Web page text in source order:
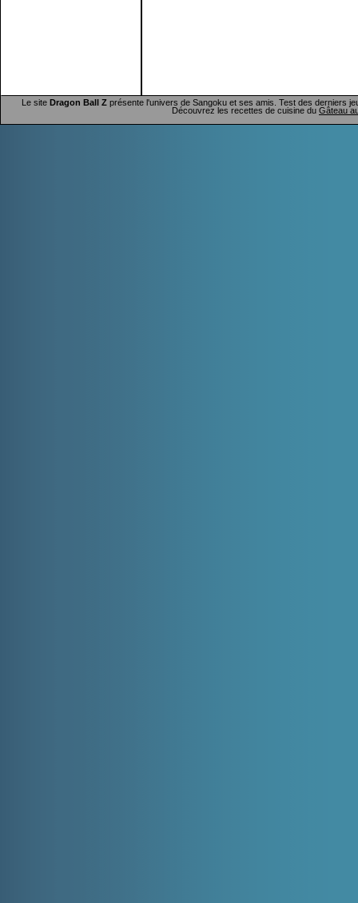
Le site Dragon Ball Zprésente l'univers de Sangoku et ses amis. Test des derniers
Découvrez les recettes de cuisine du Gâteau